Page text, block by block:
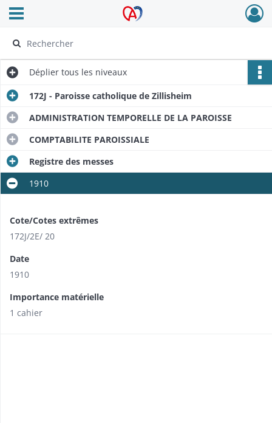
Archives Alsace - Colmar
Ouvrir le menu déroulant
Déplier tous les niveaux
172J - Paroisse catholique de Zillisheim
ADMINISTRATION TEMPORELLE DE LA PAROISSE
COMPTABILITE PAROISSIALE
Registre des messes
1910​
Cote/Cotes extrêmes
172J/2E/​ 20
Date
1910
Importance matérielle
1 cahier